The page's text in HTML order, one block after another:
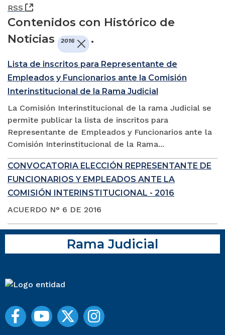
RSS (Abre una nueva ventana)
Contenidos con Histórico de
Noticias
2016 .
Lista de inscritos para Representante de
Empleados y Funcionarios ante la Comisión
Interinstitucional de la Rama Judicial
La Comisión Interinstitucional de la rama Judicial se
permite publicar la lista de inscritos para
Representante de Empleados y Funcionarios ante la
Comisión Interinstitucional de la Rama...
CONVOCATORIA ELECCIÓN REPRESENTANTE DE
FUNCIONARIOS Y EMPLEADOS ANTE LA
COMISIÓN INTERINSTITUCIONAL - 2016
ACUERDO N° 6 DE 2016
Rama Judicial